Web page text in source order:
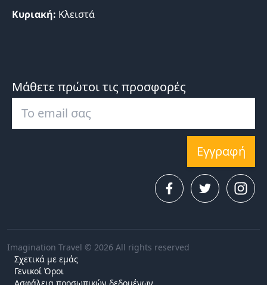
Κυριακή: Κλειστά
Μάθετε πρώτοι τις προσφορές
Εγγραφή
Imagination Travel © 2026 All rights reserved
Σχετικά με εμάς
Γενικοί Όροι